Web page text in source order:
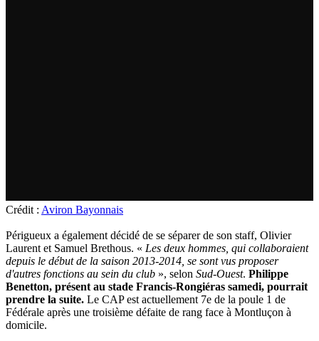
Crédit : Aviron Bayonnais
Périgueux a également décidé de se séparer de son staff, Olivier
Laurent et Samuel Brethous. « Les deux hommes, qui collaboraient
depuis le début de la saison 2013-2014, se sont vus proposer
d'autres fonctions au sein du club », selon Sud-Ouest. Philippe
Benetton, présent au stade Francis-Rongiéras samedi, pourrait
prendre la suite. Le CAP est actuellement 7e de la poule 1 de
Fédérale après une troisième défaite de rang face à Montluçon à
domicile.